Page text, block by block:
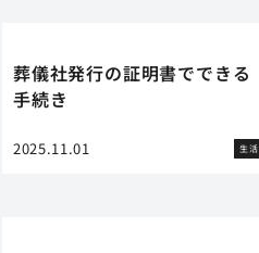
葬儀社発行の証明書でできる
手続き
2025.11.01 生活